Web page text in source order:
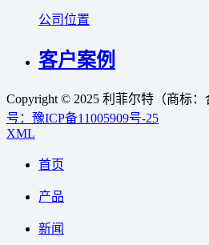
公司位置
客户案例
Copyright © 2025 利菲尔特（商标
号：豫ICP备11005909号-25
XML
首页
产品
新闻